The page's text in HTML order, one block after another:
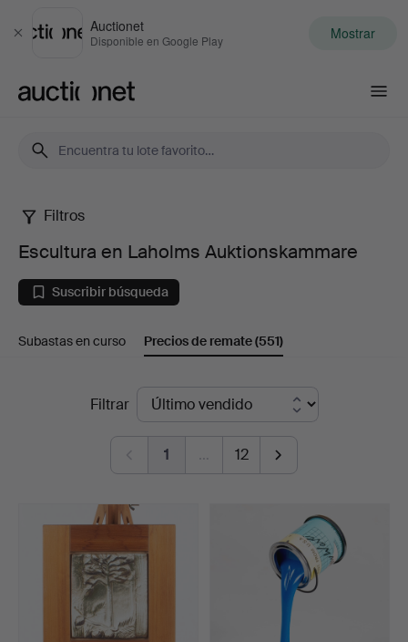
Cerrar
Auctionet
Disponible en Google Play Mostrar
Escultura
en
Laholms
Auktionskammare
Filtros
Escultura en Laholms Auktionskammare
Suscribir búsqueda
Subastas en curso Precios de remate(551)
Filtrar
1 … 12